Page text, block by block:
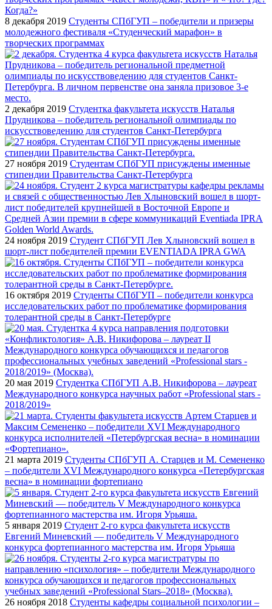
8 декабря 2019 Студенты СПбГУП – победители и призеры
молодежного фестиваля «Студенческий марафон» в
творческих программах
2 декабря 2019 Студентка факультета искусств Наталья
Прудникова – победитель региональной олимпиады по
искусствоведению для студентов Санкт-Петербурга
27 ноября 2019 Студентам СПбГУП присуждены именные
стипендии Правительства Санкт-Петербурга
24 ноября 2019 Студент СПбГУП Лев Хлыновский вошел в
шорт-лист победителей премии EVENTIADA IPRA GWA
16 октября 2019 Студенты СПбГУП – победители конкурса
исследовательских работ по проблематике формирования
толерантной среды в Санкт-Петербурге
20 мая 2019 Студентка СПбГУП А.В. Никифорова – лауреат
Международного конкурса научных работ «Professional stars -
2018/2019»
21 марта 2019 Студенты СПбГУП А. Старцев и М. Семененко
– победители XVI Международного конкурса «Петербургская
весна» в номинации фортепиано
5 января 2019 Студент 2-го курса факультета искусств
Евгений Миневский — победитель V Международного
конкурса фортепианного мастерства им. Игоря Урьяша
26 ноября 2018 Студенты кафедры социальной психологии –